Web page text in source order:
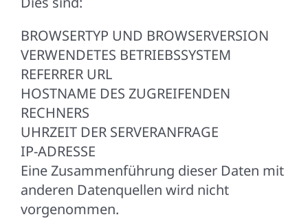
BROWSERTYP UND BROWSERVERSION
VERWENDETES BETRIEBSSYSTEM
REFERRER URL
HOSTNAME DES ZUGREIFENDEN
RECHNERS
UHRZEIT DER SERVERANFRAGE
IP-ADRESSE
Eine Zusammenführung dieser Daten mit
anderen Datenquellen wird nicht
vorgenommen.